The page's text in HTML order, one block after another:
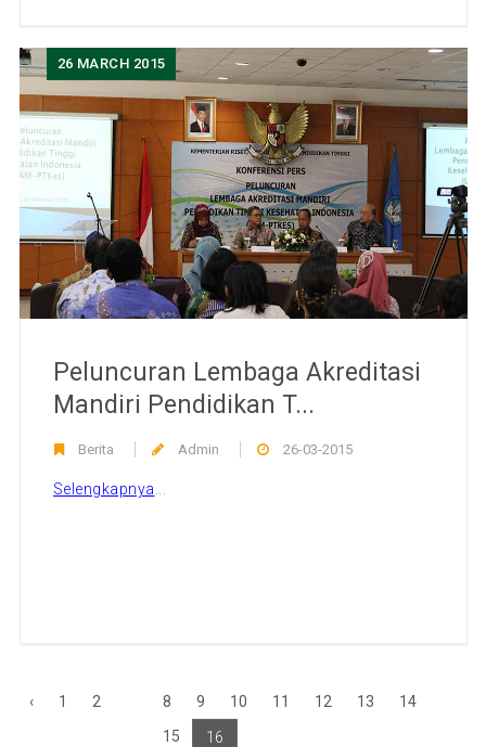
26 MARCH 2015
Peluncuran Lembaga Akreditasi
Mandiri Pendidikan T...
Berita Admin 26-03-2015
Selengkapnya
‹ 1 2 8 9 10 11 12 13
14
15
16